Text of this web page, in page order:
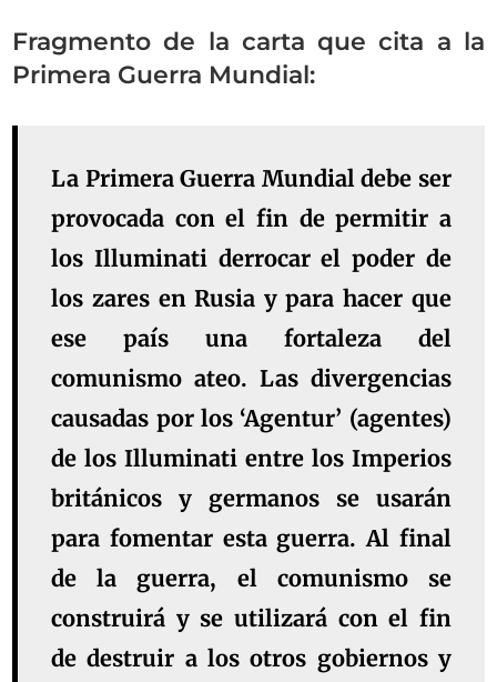
Fragmento de la carta que cita a la
Primera Guerra Mundial:
La Primera Guerra Mundial debe ser
provocada con el fin de permitir a
los Illuminati derrocar el poder de
los zares en Rusia y para hacer que
ese país una fortaleza del
comunismo ateo. Las divergencias
causadas por los ‘Agentur’ (agentes)
de los Illuminati entre los Imperios
británicos y germanos se usarán
para fomentar esta guerra. Al final
de la guerra, el comunismo se
construirá y se utilizará con el fin
de destruir a los otros gobiernos y